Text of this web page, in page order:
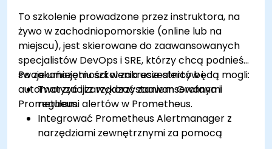
To szkolenie prowadzone przez instruktora, na
żywo w zachodniopomorskie (online lub na
miejscu), jest skierowane do zaawansowanych
specjalistów DevOps i SRE, którzy chcą podnieść
swoje umiejętności w zakresie alertów i
automatyzacji z wykorzystaniem Grafana i
Prometheus.
Po zakończeniu szkolenia uczestnicy będą mogli:
Tworzyć i zarządzać zaawansowanymi
regułami alertów w Prometheus.
Integrować Prometheus Alertmanager z
narzędziami zewnętrznymi za pomocą